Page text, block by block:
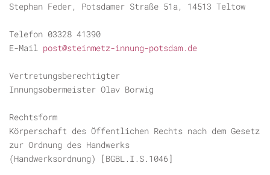
Stephan Feder, Potsdamer Straße 51a, 14513 Teltow
Telefon 03328 41390
E-Mail post@steinmetz-innung-potsdam.de
Vertretungsberechtigter
Innungsobermeister Olav Borwig
Rechtsform
Körperschaft des Öffentlichen Rechts nach dem Gesetz
zur Ordnung des Handwerks
(Handwerksordnung) [BGBL.I.S.1046]